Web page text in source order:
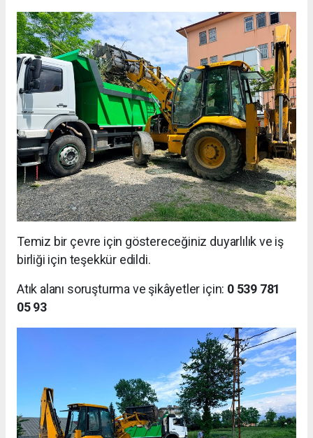
Temiz bir çevre için göstereceğiniz duyarlılık ve iş
birliği için teşekkür edildi.
Atık alanı soruşturma ve şikâyetler için: 0 539 781
05 93